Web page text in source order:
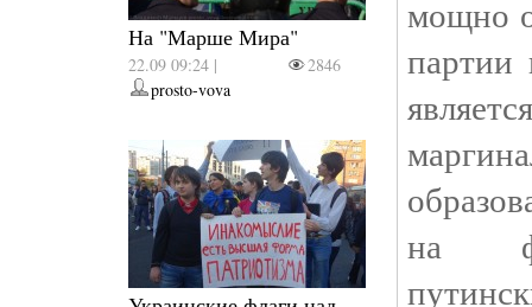
На "Марше Мира"
22.09 09:24 |
2846
prosto-vova
мощно
партии
на